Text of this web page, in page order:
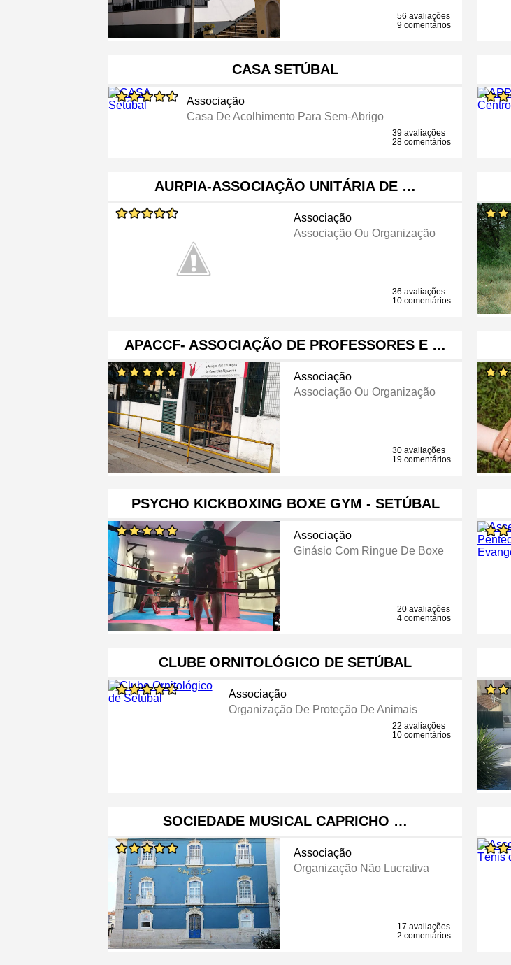
56 avaliações
9 comentários
CASA SETÚBAL
Associação
Casa De Acolhimento Para Sem-Abrigo
39 avaliações
28 comentários
AURPIA-ASSOCIAÇÃO UNITÁRIA DE …
Associação
Associação Ou Organização
36 avaliações
10 comentários
APACCF- ASSOCIAÇÃO DE PROFESSORES E …
Associação
Associação Ou Organização
30 avaliações
19 comentários
PSYCHO KICKBOXING BOXE GYM - SETÚBAL
Associação
Ginásio Com Ringue De Boxe
20 avaliações
4 comentários
CLUBE ORNITOLÓGICO DE SETÚBAL
Associação
Organização De Proteção De Animais
22 avaliações
10 comentários
SOCIEDADE MUSICAL CAPRICHO …
Associação
Organização Não Lucrativa
17 avaliações
2 comentários